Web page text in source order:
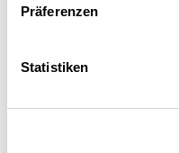
Präferenzen
Statistiken